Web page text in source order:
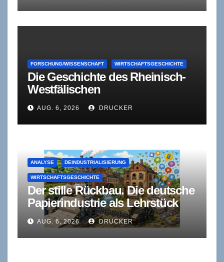
Autonomie
FORSCHUNG/WISSENSCHAFT WIRTSCHAFTSGESCHICHTE
Die Geschichte des Rheinisch-
Westfälischen
Wirtschaftsinstituts (RWI)
AUG. 6, 2026 DRUCKER
ANALYSE DEINDUSTRIALISIERUNG
WIRTSCHAFTSGESCHICHTE
Der stille Rückbau. Die deutsche
Papierindustrie als Lehrstück
industrieökonomischer
Konsolidierung
AUG. 6, 2026 DRUCKER